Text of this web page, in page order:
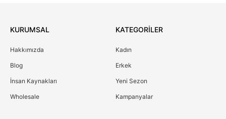
KURUMSAL
Hakkımızda
Blog
İnsan Kaynakları
Wholesale
KATEGORİLER
Kadın
Erkek
Yeni Sezon
Kampanyalar